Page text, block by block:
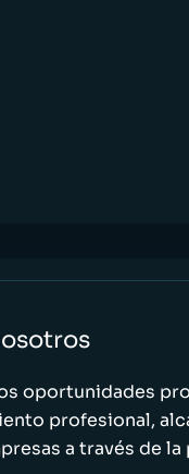
oportunidades
profesional,
a través de